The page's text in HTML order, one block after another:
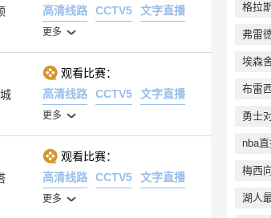
高清线路
CCTV5 文字直播
更多
观看比赛：
高清线路
CCTV5 文字直播
更多
观看比赛：
高清线路
CCTV5 文字直播
更多
格拉
弗雷
埃森
布雷
勇士
nba
梅西
湖人